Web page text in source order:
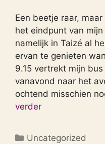
Een beetje raar,
het eindpunt van
namelijk in Taizé al
ervan te genieten
9.15 vertrekt mijn
vanavond naar het
ochtend misschien
verder
Categorieën
Uncategorized